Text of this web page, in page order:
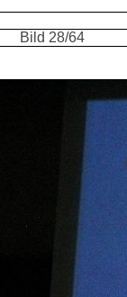
Bild 28/64